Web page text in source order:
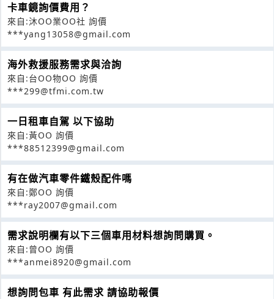
卡車鏡詢價費用？
來自:沐OO業OO社 詢價
***yang13058@gmail.com
海外救援服務需求與洽詢
來自:台OO物OO 詢價
***299@tfmi.com.tw
一日租車自駕 以下協助
來自:黃OO 詢價
***88512399@gmail.com
有在做汽車零件鐵殼配件嗎
來自:鄭OO 詢價
***ray2007@gmail.com
需求說明欄有以下三個車用材料想詢問購買。
來自:曾OO 詢價
***anmei8920@gmail.com
想詢問包車 有此需求 請協助報價